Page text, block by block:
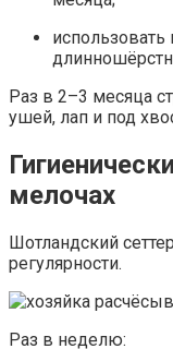
Раз в 2–3 месяца
ушей, лап и под
мелочах
Шотландский
регулярности.
Раз в неделю: